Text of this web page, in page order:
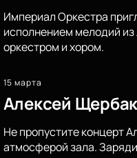
Империал Оркестра
исполнением мелодий
оркестром и хором.
15 марта
Алексей
Не пропустите концерт
атмосферой зала.